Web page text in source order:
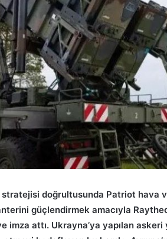
stratejisi doğrultusunda Patriot hava
güçlendirmek amacıyla
imza attı. Ukrayna’ya yapılan askeri